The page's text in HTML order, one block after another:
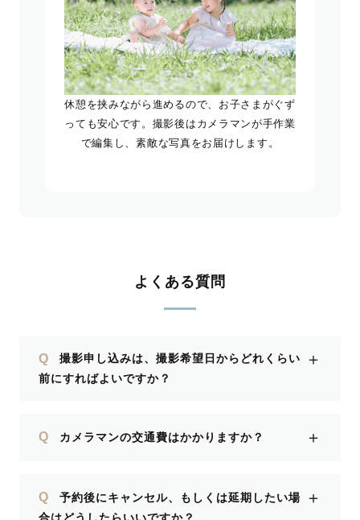
休憩を挟みながら進めるので、お子さまがぐず
っても安心です。撮影後はカメラマンが手作業
で編集し、素敵な写真をお届けします。
よくある質問
Q
撮影申し込みは、撮影希望日からどれくらい
前にすればよいですか？
＋
Q カメラマンの交通費はかかりますか？ ＋
Q
予約後にキャンセル、もしくは延期したい場
＋